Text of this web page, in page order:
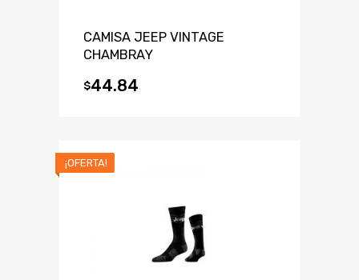
CAMISA JEEP VINTAGE
CHAMBRAY
$44.84
¡OFERTA!